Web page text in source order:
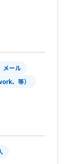
メール
、等）